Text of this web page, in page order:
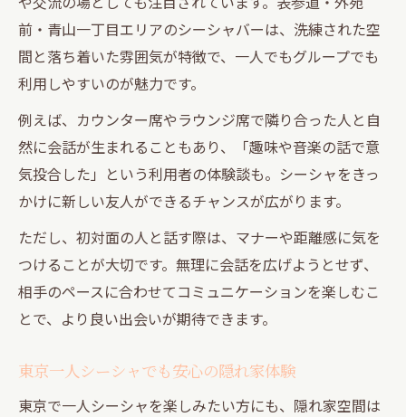
前・青山一丁目エリアのシーシャバーは、洗練された空
間と落ち着いた雰囲気が特徴で、一人でもグループでも
利用しやすいのが魅力です。
例えば、カウンター席やラウンジ席で隣り合った人と自
然に会話が生まれることもあり、「趣味や音楽の話で意
気投合した」という利用者の体験談も。シーシャをきっ
かけに新しい友人ができるチャンスが広がります。
ただし、初対面の人と話す際は、マナーや距離感に気を
つけることが大切です。無理に会話を広げようとせず、
相手のペースに合わせてコミュニケーションを楽しむこ
とで、より良い出会いが期待できます。
東京一人シーシャでも安心の隠れ家体験
東京で一人シーシャを楽しみたい方にも、隠れ家空間は